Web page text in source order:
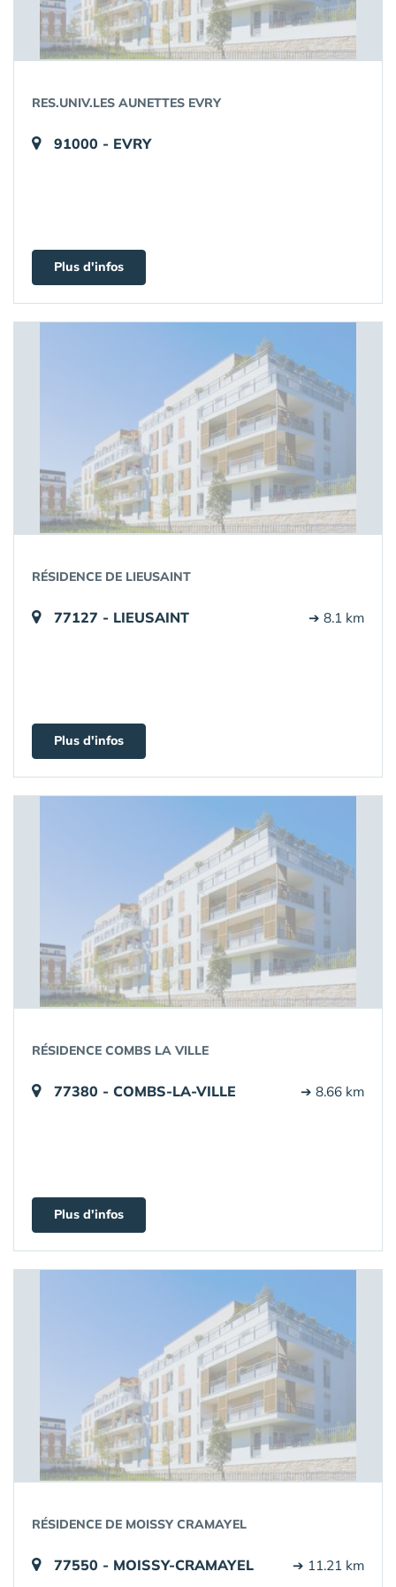
RES.UNIV.LES AUNETTES EVRY
91000 - EVRY
Plus d'infos
RÉSIDENCE DE LIEUSAINT
77127 - LIEUSAINT ➔ 8.1 km
Plus d'infos
RÉSIDENCE COMBS LA VILLE
77380 - COMBS-LA-VILLE ➔ 8.66 km
Plus d'infos
RÉSIDENCE DE MOISSY CRAMAYEL
77550 - MOISSY-CRAMAYEL ➔ 11.21 km